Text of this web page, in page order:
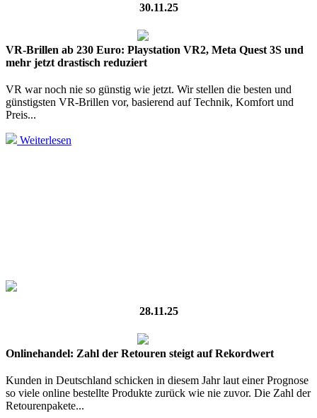
30.11.25
VR-Brillen ab 230 Euro: Playstation VR2, Meta Quest 3S und
mehr jetzt drastisch reduziert
VR war noch nie so günstig wie jetzt. Wir stellen die besten und
günstigsten VR-Brillen vor, basierend auf Technik, Komfort und
Preis...
Weiterlesen
28.11.25
Onlinehandel: Zahl der Retouren steigt auf Rekordwert
Kunden in Deutschland schicken in diesem Jahr laut einer Prognose
so viele online bestellte Produkte zurück wie nie zuvor. Die Zahl der
Retourenpakete...